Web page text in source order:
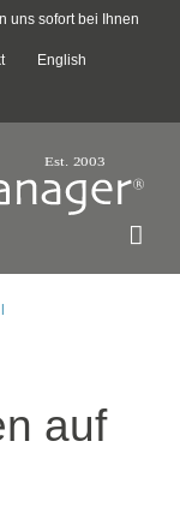
uns sofort bei Ihnen
English
auf